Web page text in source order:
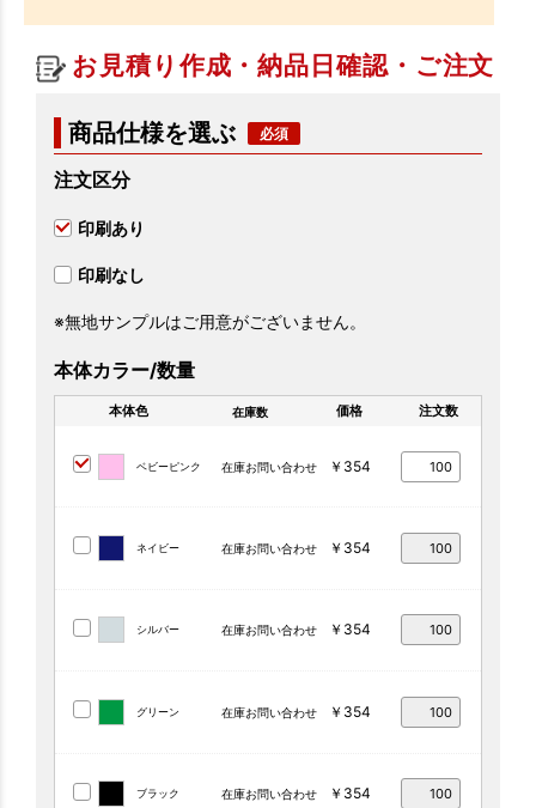
お見積り作成・納品日確認・ご注文
商品仕様を選ぶ
注文区分
印刷あり
印刷なし
※無地サンプルはご用意がございません。
本体カラー/数量
本体色 在庫数 価格 注文数
ベビーピンク 在庫お問い合わせ ￥354
ネイビー 在庫お問い合わせ ￥354
シルバー 在庫お問い合わせ ￥354
グリーン 在庫お問い合わせ ￥354
ブラック 在庫お問い合わせ ￥354